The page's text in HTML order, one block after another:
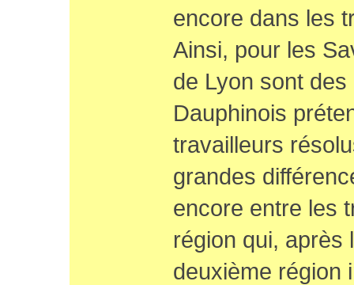
encore dans les
Ainsi, pour les
de Lyon sont
Dauphinois
travailleurs
grandes
encore entre les
région qui, après
deuxième région